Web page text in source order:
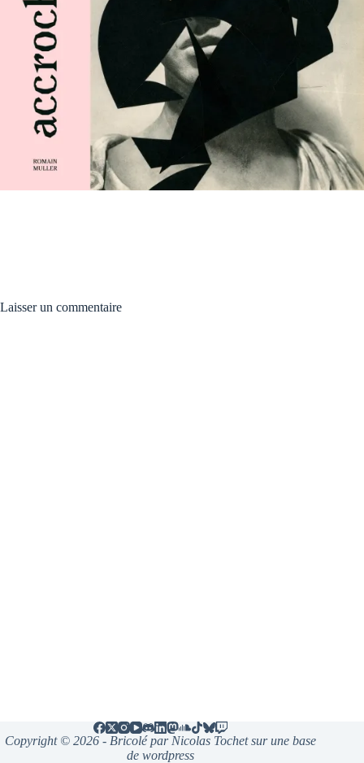
Laisser un commentaire
Copyright © 2026 - Bricolé par Nicolas Tochet sur une base
de wordpress